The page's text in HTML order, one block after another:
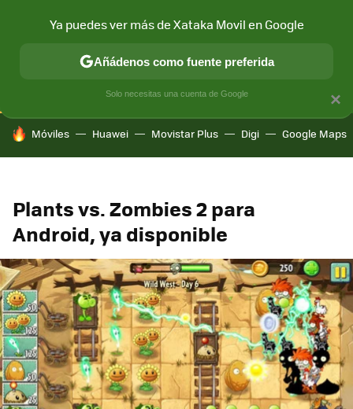
CONECTIVIDAD MÓVIL Y SOCIEDAD APLICACIONES
HOY SE HABLA DE
Móviles Huawei Movistar Plus Digi Google Maps
Plants vs. Zombies 2 para
Android, ya disponible
×
Ya puedes ver más de Xataka Movil en Google
Añádenos como fuente preferida
Solo necesitas una cuenta de Google